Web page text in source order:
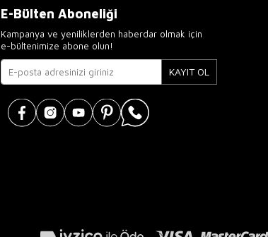
E-Bülten Aboneliği
Kampanya ve yeniliklerden haberdar olmak için
e-bültenimize abone olun!
KAYIT OL